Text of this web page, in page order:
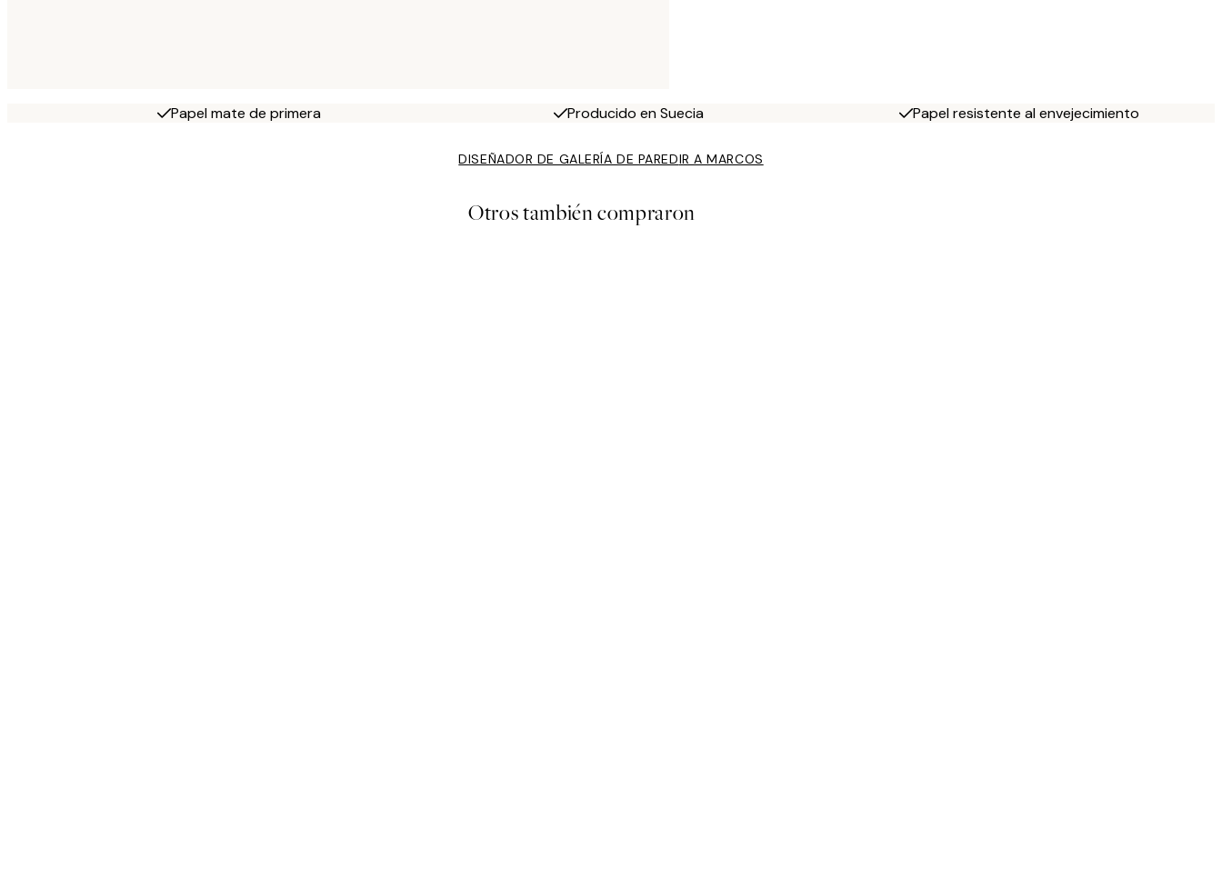
Papel mate de primera Producido en Suecia Papel resistente al envejecimiento
DISEÑADOR DE GALERÍA DE PAREDIR A MARCOS
Otros también compraron